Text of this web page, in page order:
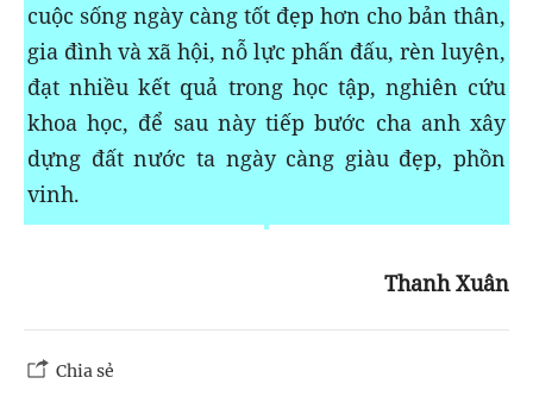
cuộc sống ngày càng tốt đẹp hơn cho bản thân,
gia đình và xã hội, nỗ lực phấn đấu, rèn luyện,
đạt nhiều kết quả trong học tập, nghiên cứu
khoa học, để sau này tiếp bước cha anh xây
dựng đất nước ta ngày càng giàu đẹp, phồn
vinh.
Thanh Xuân
Chia sẻ